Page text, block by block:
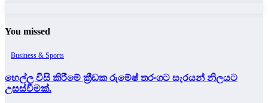
You missed
Business & Sports
හෙල්ල විසි කිරීමේ ක්‍රීඩක රුමේෂ් තරංගට සැරයන් නිලයට
උසස්වීමක්.